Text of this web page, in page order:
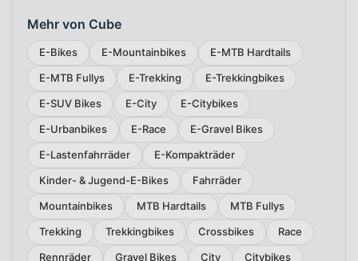
Mehr von Cube
E-Bikes E-Mountainbikes
E-MTB Hardtails
E-MTB Fullys
E-Trekking
E-Trekkingbikes
E-SUV Bikes
E-City
E-Citybikes
E-Urbanbikes
E-Race
E-Gravel Bikes
E-Lastenfahrräder
E-Kompakträder
Kinder- & Jugend-E-Bikes
Fahrräder
Mountainbikes
MTB Hardtails
MTB Fullys
Trekking
Trekkingbikes Crossbikes
Race
Rennräder
Gravel Bikes City
Citybikes